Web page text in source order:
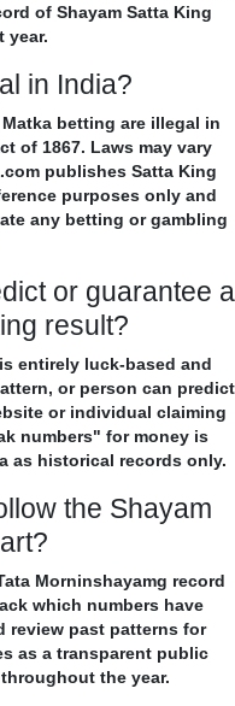
of Shayam Satta King
year.
in India?
betting are illegal in
of 1867. Laws may vary
publishes Satta King
purposes only and
any betting or gambling
or guarantee a
result?
entirely luck-based and
or person can predict
or individual claiming
numbers" for money is
as historical records only.
the Shayam
Morninshayamg record
which numbers have
review past patterns for
as a transparent public
the year.